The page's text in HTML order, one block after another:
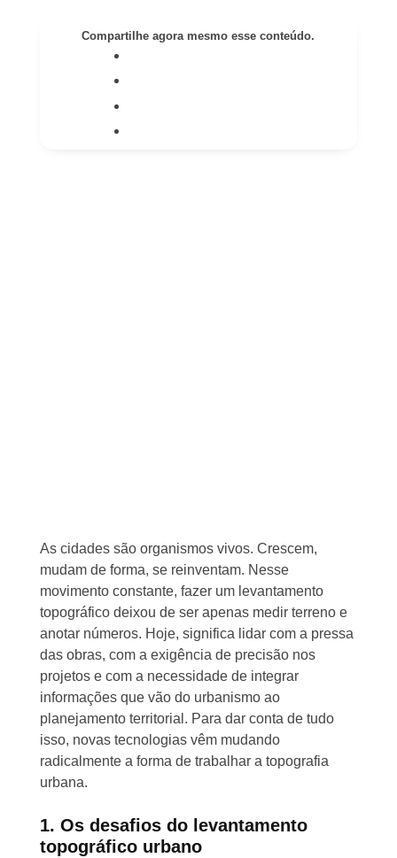
Compartilhe agora mesmo esse conteúdo.
As cidades são organismos vivos. Crescem,
mudam de forma, se reinventam. Nesse
movimento constante, fazer um levantamento
topográfico deixou de ser apenas medir terreno e
anotar números. Hoje, significa lidar com a pressa
das obras, com a exigência de precisão nos
projetos e com a necessidade de integrar
informações que vão do urbanismo ao
planejamento territorial. Para dar conta de tudo
isso, novas tecnologias vêm mudando
radicalmente a forma de trabalhar a topografia
urbana.
1. Os desafios do levantamento
topográfico urbano